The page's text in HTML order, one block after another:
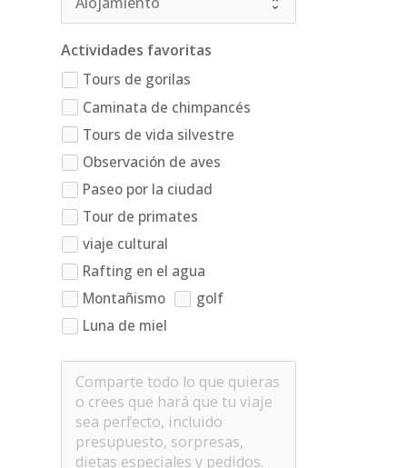
Actividades favoritas
Tours de gorilas
Caminata de chimpancés
Tours de vida silvestre
Observación de aves
Paseo por la ciudad
Tour de primates
viaje cultural
Rafting en el agua
Montañismo
golf
Luna de miel